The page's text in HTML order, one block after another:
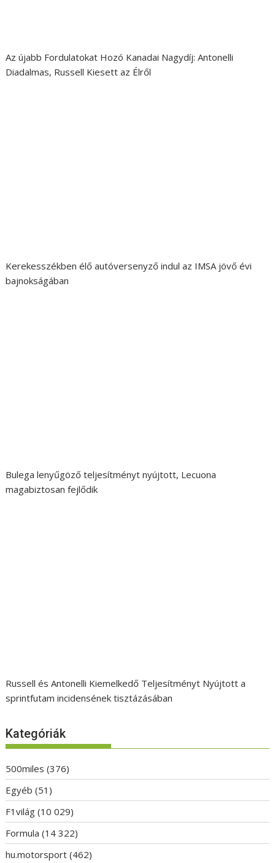
Az újabb Fordulatokat Hozó Kanadai Nagydíj: Antonelli
Diadalmas, Russell Kiesett az Élről
Kerekesszékben élő autóversenyző indul az IMSA jövő évi
bajnokságában
Bulega lenyűgöző teljesítményt nyújtott, Lecuona
magabiztosan fejlődik
Russell és Antonelli Kiemelkedő Teljesítményt Nyújtott a
sprintfutam incidensének tisztázásában
Kategóriák
500miles (376)
Egyéb (51)
F1világ (10 029)
Formula (14 322)
hu.motorsport (462)